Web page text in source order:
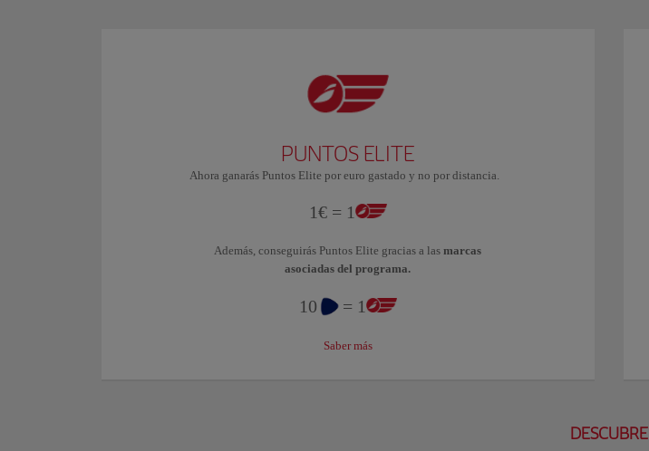
PUNTOS ELITE
Ahora ganarás Puntos Elite por euro gastado y no por distancia.
1€ = 1
Además, conseguirás Puntos Elite gracias a lasmarcas
asociadas del programa.
10 = 1
Saber más
DESCUBRE